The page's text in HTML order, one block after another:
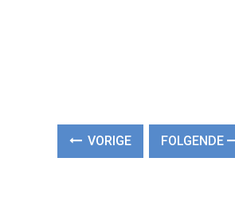
VORIGE FOLGENDE